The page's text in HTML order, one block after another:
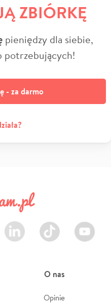
ZBIÓRKĘ
pieniędzy dla siebie,
potrzebujących!
- za darmo
LinkedIn TikTok Youtube
O nas
Opinie